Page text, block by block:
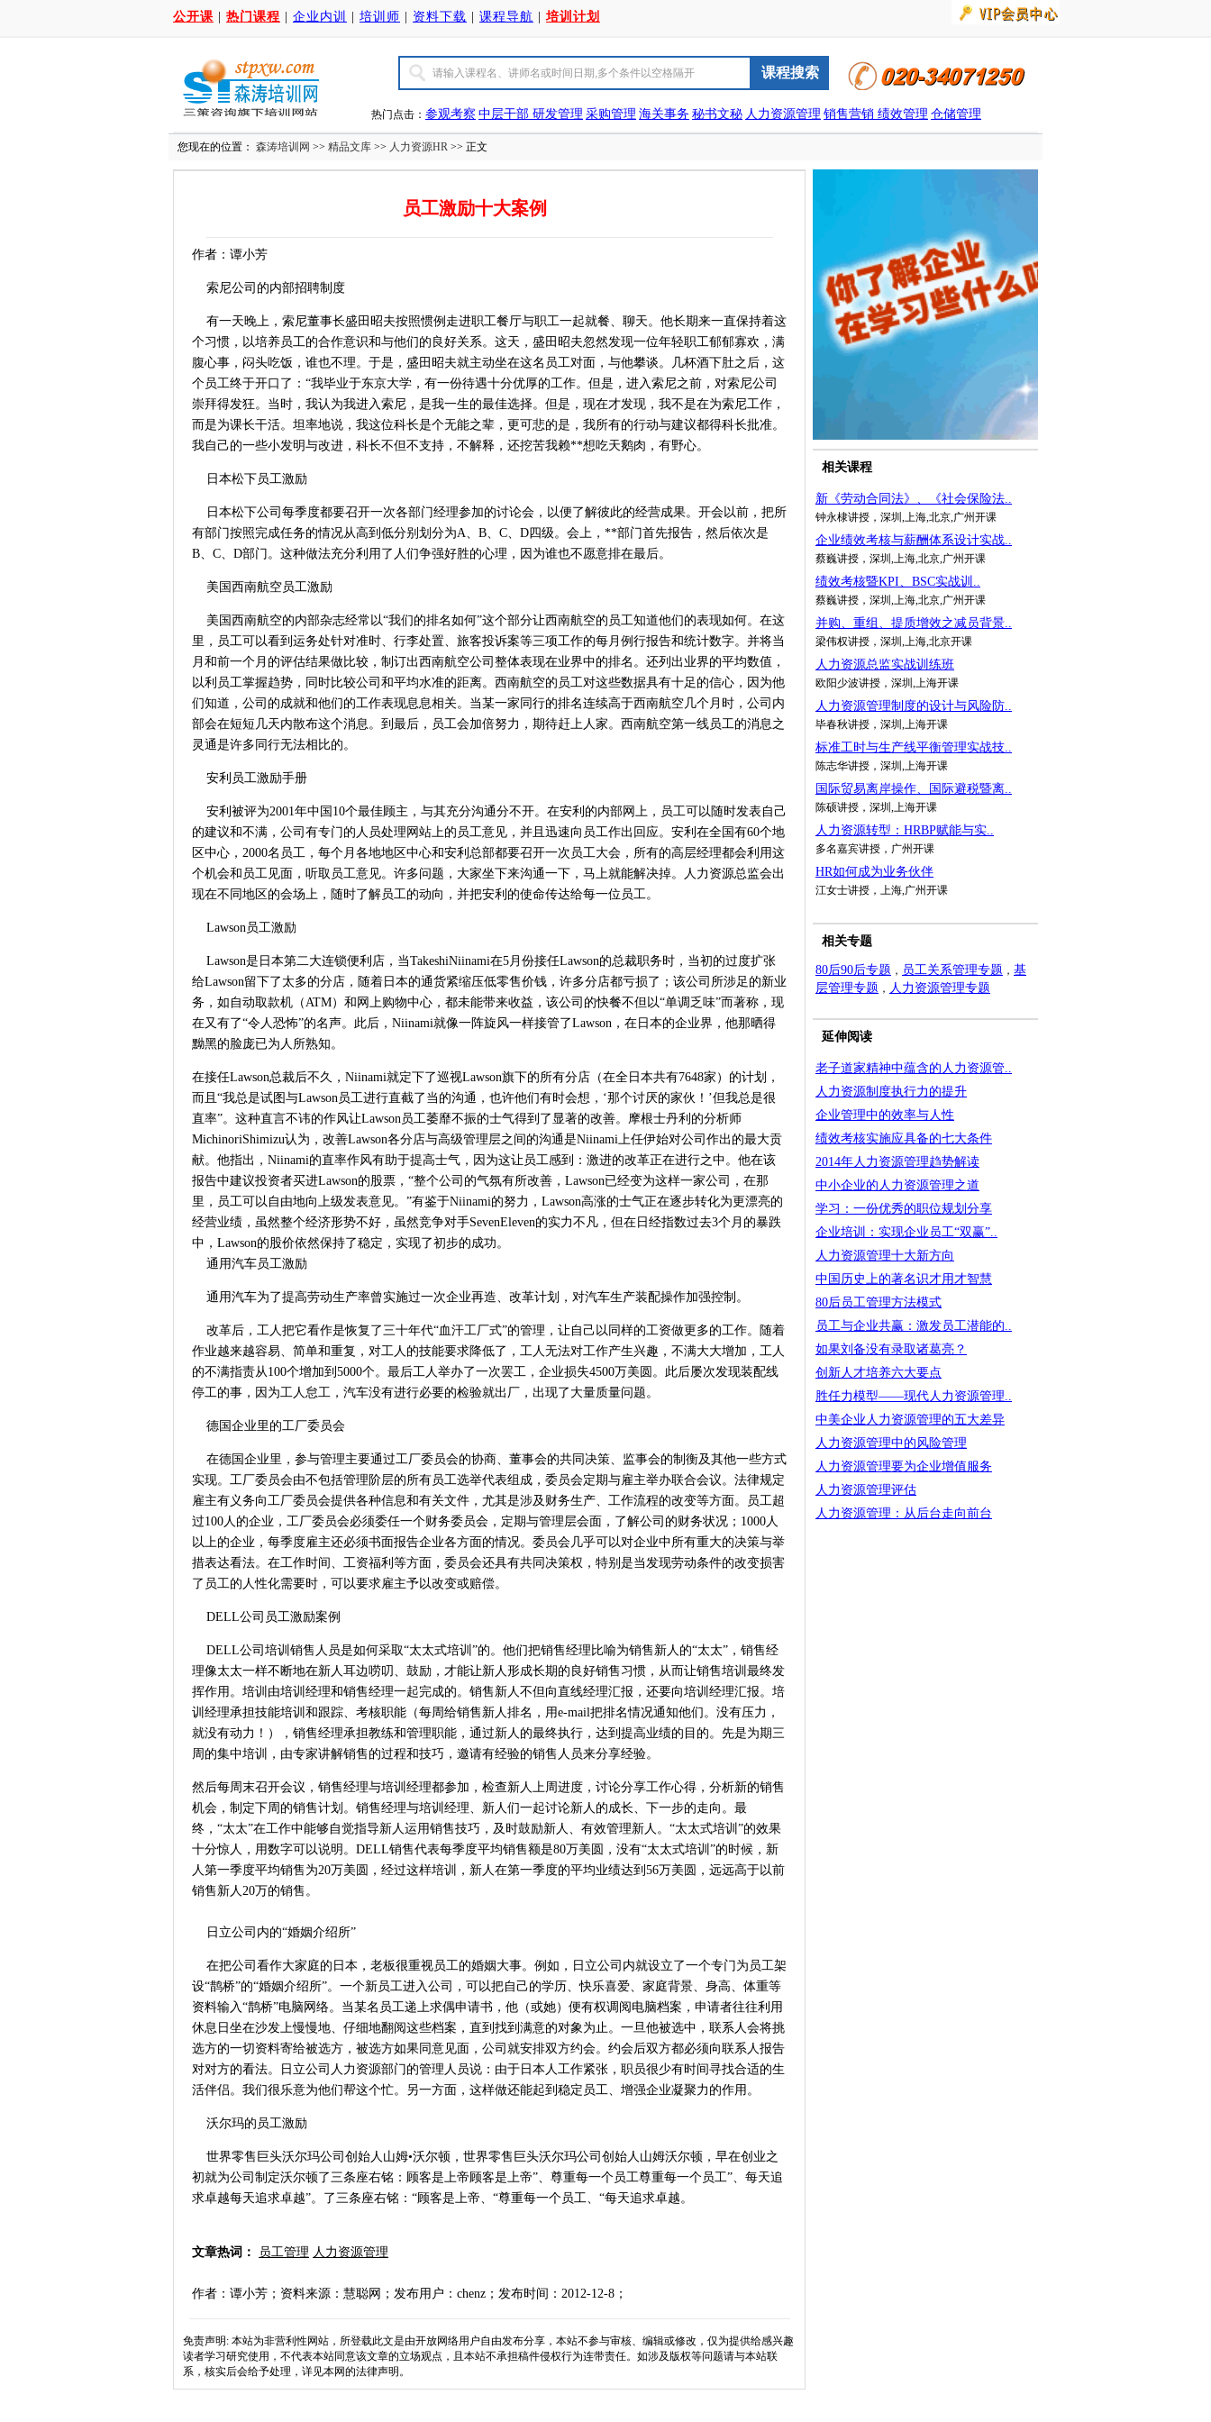
公开课 热门课程 企业内训 培训师 资料下载 课程导航 |培训计划
热门点击： 参观考察 中层干部 研发管理 采购管理 海关事务 秘书文秘 人力资源管理 销售营销 绩效管理 仓储管理
您现在的位置： 森涛培训网 >> 精品文库 >> 人力资源HR >> 正文
员工激励十大案例
作者：谭小芳
索尼公司的内部招聘制度
有一天晚上，索尼董事长盛田昭夫按照惯例走进职工餐厅与职工一起就餐、聊天。他长期来一直保持着这
个习惯，以培养员工的合作意识和与他们的良好关系。这天，盛田昭夫忽然发现一位年轻职工郁郁寡欢，满
腹心事，闷头吃饭，谁也不理。于是，盛田昭夫就主动坐在这名员工对面，与他攀谈。几杯酒下肚之后，这
个员工终于开口了：“我毕业于东京大学，有一份待遇十分优厚的工作。但是，进入索尼之前，对索尼公司
崇拜得发狂。当时，我认为我进入索尼，是我一生的最佳选择。但是，现在才发现，我不是在为索尼工作，
而是为课长干活。坦率地说，我这位科长是个无能之辈，更可悲的是，我所有的行动与建议都得科长批准。
我自己的一些小发明与改进，科长不但不支持，不解释，还挖苦我赖**想吃天鹅肉，有野心。
日本松下员工激励
日本松下公司每季度都要召开一次各部门经理参加的讨论会，以便了解彼此的经营成果。开会以前，把所
有部门按照完成任务的情况从高到低分别划分为A、B、C、D四级。会上，**部门首先报告，然后依次是
B、C、D部门。这种做法充分利用了人们争强好胜的心理 ，因为谁也不愿意排在最后。
美国西南航空员工激励
美国西南航空的内部杂志经常以“我们的排名如何”这个部分让西南航空的员工知道他们的表现如何。在这
里，员工可以看到运务处针对准时、行李处置、旅客投诉案等三项工作的每月例行报告和统计数字。并将当
月和前一个月的评估结果做比较，制订出西南航空公司整体表现在业界中的排名。还列出业界的平均数值，
以利员工掌握趋势，同时比较公司和平均水准的距离。西南航空的员工对这些数据具有十足的信心，因为他
们知道，公司的成就和他们的工作表现息息相关。当某一家同行的排名连续高于西南航空几个月时，公司内
部会在短短几天内散布这个消息。到最后，员工会加倍努力，期待赶上人家。西南航空第一线员工的消息之
灵通是许多同行无法相比的。
安利员工激励手册
安利被评为2001年中国10个最佳顾主，与其充分沟通分不开。在安利的内部网上，员工可以随时发表自己
的建议和不满，公司有专门的人员处理网站上的员工意见，并且迅速向员工作出回应。安利在全国有60个地
区中心，2000名员工，每个月各地地区中心和安利总部都要召开一次员工大会，所有的高层经理都会利用这
个机会和员工见面，听取员工意见。许多问题，大家坐下来沟通一下，马上就能解决掉。人力资源总监会出
现在不同地区的会场上，随时了解员工的动向，并把安利的使命传达给每一位员工。
Lawson员工激励
Lawson是日本第二大连锁便利店，当TakeshiNiinami在5月份接任Lawson的总裁职务时，当初的过度扩张
给Lawson留下了太多的分店，随着日本的通货紧缩压低零售价钱，许多分店都亏损了；该公司所涉足的新业
务，如自动取款机（ATM）和网上购物中心，都未能带来收益，该公司的快餐不但以“单调乏味”而著称，现
在又有了“令人恐怖”的名声。此后，Niinami就像一阵旋风一样接管了Lawson，在日本的企业界，他那晒得
黝黑的脸庞已为人所熟知。
在接任Lawson总裁后不久，Niinami就定下了巡视Lawson旗下的所有分店（在全日本共有7648家）的计划，
而且“我总是试图与Lawson员工进行直截了当的沟通，也许他们有时会想，‘那个讨厌的家伙！’但我总是很
直率”。这种直言不讳的作风让Lawson员工萎靡不振的士气得到了显著的改善。摩根士丹利的分析师
MichinoriShimizu认为，改善Lawson各分店与高级管理层之间的沟通是Niinami上任伊始对公司作出的最大贡
献。他指出，Niinami的直率作风有助于提高士气，因为这让员工感到：激进的改革正在进行之中。他在该
报告中建议投资者买进Lawson的股票，“整个公司的气氛有所改善，Lawson已经变为这样一家公司，在那
里，员工可以自由地向上级发表意见。”有鉴于Niinami的努力，Lawson高涨的士气正在逐步转化为更漂亮的
经营业绩，虽然整个经济形势不好，虽然竞争对手SevenEleven的实力不凡，但在日经指数过去3个月的暴跌
中，Lawson的股价依然保持了稳定，实现了初步的成功。
通用汽车员工激励
通用汽车为了提高劳动生产率曾实施过一次企业再造、改革计划，对汽车生产装配操作加强控制。
改革后，工人把它看作是恢复了三十年代“血汗工厂式”的管理，让自己以同样的工资做更多的工作。随着
作业越来越容易、简单和重复，对工人的技能要求降低了，工人无法对工作产生兴趣，不满大大增加，工人
的不满指责从100个增加到5000个。最后工人举办了一次罢工，企业损失4500万美圆。此后屡次发现装配线
停工的事，因为工人怠工，汽车没有进行必要的检验就出厂，出现了大量质量问题。
德国企业里的工厂委员会
在德国企业里，参与管理主要通过工厂委员会的协商、董事会的共同决策、监事会的制衡及其他一些方式
实现。工厂委员会由不包括管理阶层的所有员工选举代表组成，委员会定期与雇主举办联合会议。法律规定
雇主有义务向工厂委员会提供各种信息和有关文件，尤其是涉及财务生产、工作流程的改变等方面。员工超
过100人的企业，工厂委员会必须委任一个财务委员会，定期与管理层会面，了解公司的财务状况；1000人
以上的企业，每季度雇主还必须书面报告企业各方面的情况。委员会几乎可以对企业中所有重大的决策与举
措表达看法。在工作时间、工资福利等方面，委员会还具有共同决策权，特别是当发现劳动条件的改变损害
了员工的人性化需要时，可以要求雇主予以改变或赔偿。
DELL公司员工激励案例
DELL公司培训销售人员是如何采取“太太式培训”的。他们把销售经理比喻为销售新人的“太太”，销售经
理像太太一样不断地在新人耳边唠叨、鼓励，才能让新人形成长期的良好销售习惯，从而让销售培训 最终发
挥作用。培训由培训经理和销售经理一起完成的。销售新人不但向直线经理汇报，还要向培训经理汇报。培
训经理承担技能培训和跟踪、考核职能（每周给销售新人排名，用e-mail把排名情况通知他们。没有压力，
就没有动力！），销售经理承担教练和管理职能，通过新人的最终执行，达到提高业绩的目的。先是为期三
周的集中培训，由专家讲解销售的过程和技巧，邀请有经验的销售 人员来分享经验。
然后每周末召开会议，销售经理与培训经理都参加，检查新人上周进度，讨论分享工作心得，分析新的销售
机会，制定下周的销售计划。 销售经理与培训经理、新人们一起讨论新人的成长、下一步的走向。最
终，“太太”在工作中能够自觉指导新人运用销售技巧 ，及时鼓励新人、有效管理新人。“太太式培训”的效果
十分惊人，用数字可以说明。DELL销售代表每季度平均销售额是80万美圆，没有“太太式培训”的时候，新
人第一季度平均销售为20万美圆，经过这样培训，新人在第一季度的平均业绩达到56万美圆，远远高于以前
销售新人20万的销售。
日立公司内的“婚姻介绍所”
在把公司看作大家庭的日本，老板很重视员工的婚姻大事。例如，日立公司内就设立了一个专门为员工架
设“鹊桥”的“婚姻介绍所”。一个新员工进入公司，可以把自己的学历、快乐喜爱、家庭背景、身高、体重等
资料输入“鹊桥”电脑网络。当某名员工递上求偶申请书，他（或她）便有权调阅电脑档案，申请者往往利用
休息日坐在沙发上慢慢地、仔细地翻阅这些档案，直到找到满意的对象为止。一旦他被选中，联系人会将挑
选方的一切资料寄给被选方，被选方如果同意见面，公司就安排双方约会。约会后双方都必须向联系人报告
对对方的看法。日立公司人力资源部门的管理人员说：由于日本人工作紧张，职员很少有时间寻找合适的生
活伴侣。我们很乐意为他们帮这个忙。另一方面，这样做还能起到稳定员工、增强企业凝聚力的作用。
沃尔玛的员工激励
世界零售巨头沃尔玛公司创始人山姆•沃尔顿，世界零售巨头沃尔玛公司创始人山姆沃尔顿，早在创业之
初就为公司制定沃尔顿了三条座右铭：顾客是上帝顾客是上帝”、尊重每一个员工尊重每一个员工”、每天追
求卓越每天追求卓越”。了三条座右铭：“顾客是上帝、“尊重每一个员工、“每天追求卓越。
文章热词： 员工管理 人力资源管理
作者：谭小芳；资料来源：慧聪网；发布用户：chenz；发布时间：2012-12-8；
免责声明: 本站为非营利性网站，所登载此文是由开放网络用户自由发布分享，本站不参与审核、编辑或修改，仅为提供给感兴趣
读者学习研究使用，不代表本站同意该文章的立场观点，且本站不承担稿件侵权行为连带责任。如涉及版权等问题请与本站联
系，核实后会给予处理，详见本网的法律声明。
相关课程
新《劳动合同法》、《社会保险法..
钟永棣讲授，深圳,上海,北京,广州开课
企业绩效考核与薪酬体系设计实战..
蔡巍讲授，深圳,上海,北京,广州开课
绩效考核暨KPI、BSC实战训..
蔡巍讲授，深圳,上海,北京,广州开课
并购、重组、提质增效之减员背景..
梁伟权讲授，深圳,上海,北京开课
人力资源总监实战训练班
欧阳少波讲授，深圳,上海开课
人力资源管理制度的设计与风险防..
毕春秋讲授，深圳,上海开课
标准工时与生产线平衡管理实战技..
陈志华讲授，深圳,上海开课
国际贸易离岸操作、国际避税暨离..
陈硕讲授，深圳,上海开课
人力资源转型：HRBP赋能与实..
多名嘉宾讲授，广州开课
HR如何成为业务伙伴
江女士讲授，上海,广州开课
相关专题
80后90后专题 ， 员工关系管理专题 ， 基
层管理专题 ， 人力资源管理专题
延伸阅读
老子道家精神中蕴含的人力资源管..
人力资源制度执行力的提升
企业管理中的效率与人性
绩效考核实施应具备的七大条件
2014年人力资源管理趋势解读
中小企业的人力资源管理之道
学习：一份优秀的职位规划分享
企业培训：实现企业员工“双赢”..
人力资源管理十大新方向
中国历史上的著名识才用才智慧
80后员工管理方法模式
员工与企业共赢：激发员工潜能的..
如果刘备没有录取诸葛亮？
创新人才培养六大要点
胜任力模型——现代人力资源管理..
中美企业人力资源管理的五大差异
人力资源管理中的风险管理
人力资源管理要为企业增值服务
人力资源管理评估
人力资源管理：从后台走向前台